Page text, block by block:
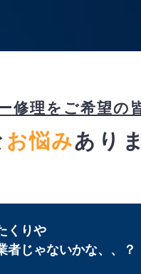
修理をご希望の
お悩みあり
くりや
者じゃないかな、、？